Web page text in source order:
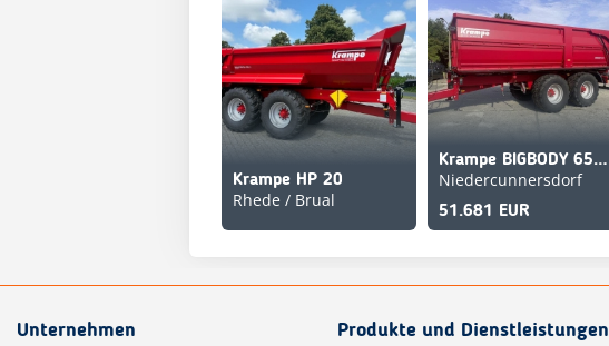
Krampe HP 20
Rhede / Brual
Krampe BIGBODY 650 S
Niedercunnersdorf
51.681 EUR
Unternehmen Produkte und Dienstleistungen